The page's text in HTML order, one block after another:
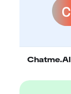
Chatme.AI